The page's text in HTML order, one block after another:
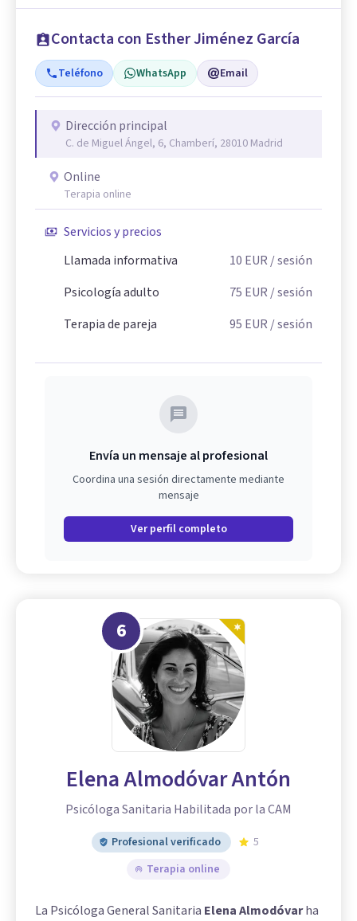
Contacta con Esther Jiménez García
Teléfono WhatsApp Email
Dirección principal
C. de Miguel Ángel, 6, Chamberí, 28010 Madrid
Online
Terapia online
Servicios y precios
Llamada informativa
10 EUR / sesión
Psicología adulto
75 EUR / sesión
Terapia de pareja
95 EUR / sesión
Envía un mensaje al profesional
Coordina una sesión directamente mediante
mensaje
Ver perfil completo
6
Elena Almodóvar Antón
Psicóloga Sanitaria Habilitada por la CAM
Profesional verificado
5
Terapia online
La Psicóloga General Sanitaria Elena Almodóvarha